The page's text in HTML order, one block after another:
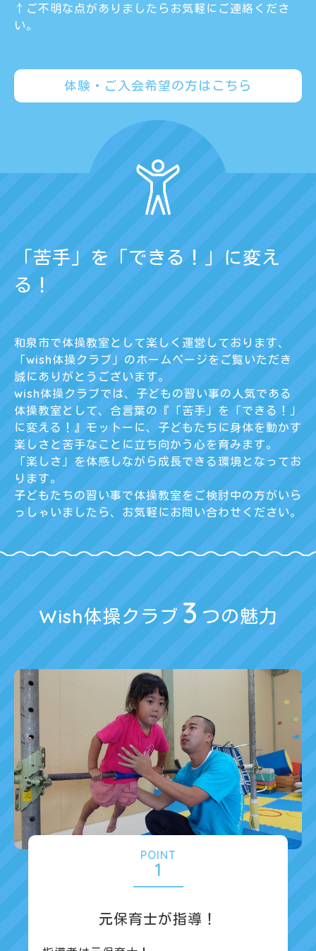
↑ご不明な点がありましたらお気軽にご連絡くださ
い。
体験・ご入会希望の方はこちら
「苦手」を「できる！」に変え
る！
和泉市で体操教室として楽しく運営しております、
「wish体操クラブ」のホームページをご覧いただき
誠にありがとうございます。
wish体操クラブでは、子どもの習い事の人気である
体操教室として、合言葉の『「苦手」を「できる！」
に変える！』モットーに、子どもたちに身体を動かす
楽しさと苦手なことに立ち向かう心を育みます。
「楽しさ」を体感しながら成長できる環境となってお
ります。
子どもたちの習い事で体操教室をご検討中の方がいら
っしゃいましたら、お気軽にお問い合わせください。
Wish体操クラブ 3 つの魅力
POINT
1
元保育士が指導！